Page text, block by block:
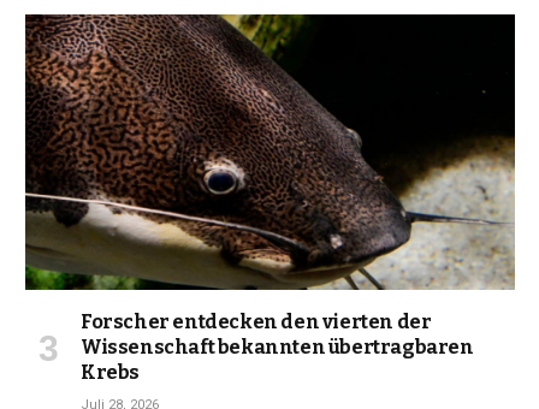
Forscher entdecken den vierten der
Wissenschaft bekannten übertragbaren
Krebs
Juli 28, 2026